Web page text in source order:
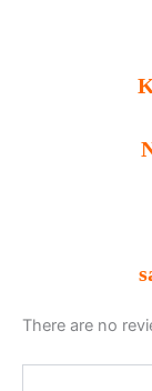
There are no